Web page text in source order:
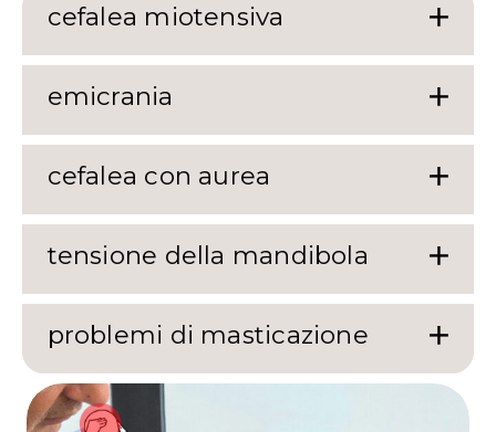
cefalea miotensiva
emicrania
cefalea con aurea
tensione della mandibola
problemi di masticazione